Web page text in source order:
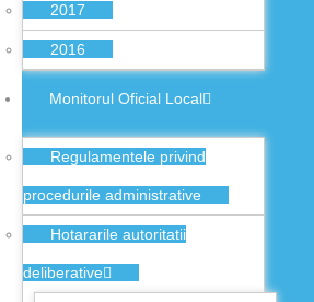
2017
2016
Monitorul Oficial Local
Regulamentele privind
procedurile administrative
Hotararile autoritatii
deliberative